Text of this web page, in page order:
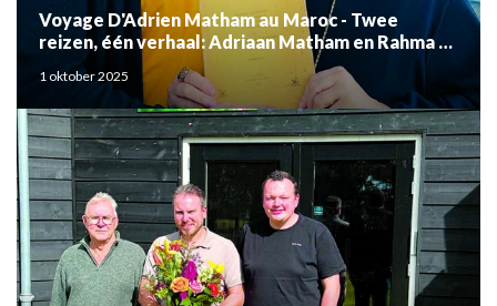
Voyage D'Adrien Matham au Maroc - Twee
reizen, één verhaal: Adriaan Matham en Rahma el
Mouden
1 oktober 2025